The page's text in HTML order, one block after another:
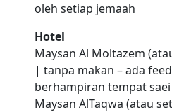
oleh setiap jemaah
Hotel
Maysan Al Moltazem
| tanpa makan – ada
berhampiran tempat saei
Maysan AlTaqwa (atau